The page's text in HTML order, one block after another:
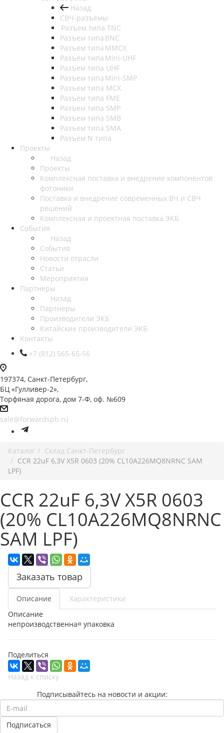
Назад
СВЧ-разъёмы
Разъем типа TNC
Разъем типа BNC
Разъем типа MMCX
Разъем типа Mini-UHF
Разъем типа UHF
Разъем типа Mini-SMP
Разъем типа MCX
Разъем типа FME
Разъем типа SMP
Разъем типа SMB
Разъем типа SMA
Разъем N типа
Проекты
Назад
Проекты
Комплексная поставка и внедрение компонентов
фотоники
Поставка и внедрение современных ВЧ и СВЧ
решений
Комплексная и проектная поставка ЭКБ
События
Назад
События
Новости отрасли
Статьи
Мероприятия
Партнеры
Назад
Партнеры
Производители ЭКБ
Китайские производители ЭКБ
Контакты
+7 (812) 565-65-56
197374, Санкт-Петербург,
БЦ «Гулливер-2»,
Торфяная дорога, дом 7-Ф, оф. №609
sale@forwardspb.ru
Каталог
Cклад Санкт-Петербург
CCR 22uF 6,3V X5R 0603 (20% CL10A226MQ8NRNC SAM
LPF)
CCR 22uF 6,3V X5R 0603
(20% CL10A226MQ8NRNC
SAM LPF)
Заказать товар
Описание
Характеристики
Описание
непроизводственна¤ упаковка
Поделиться
Назад к списку
Подписывайтесь на новости и акции: